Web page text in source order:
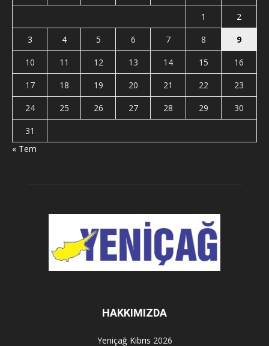
1
2
3
4 5 6 7 8
9
10
11 12 13 14 15
16
17
18 19 20 21 22
23
24
25 26 27 28 29
30
31
« Tem
HAKKIMIZDA
Yeniçağ Kıbrıs 2026